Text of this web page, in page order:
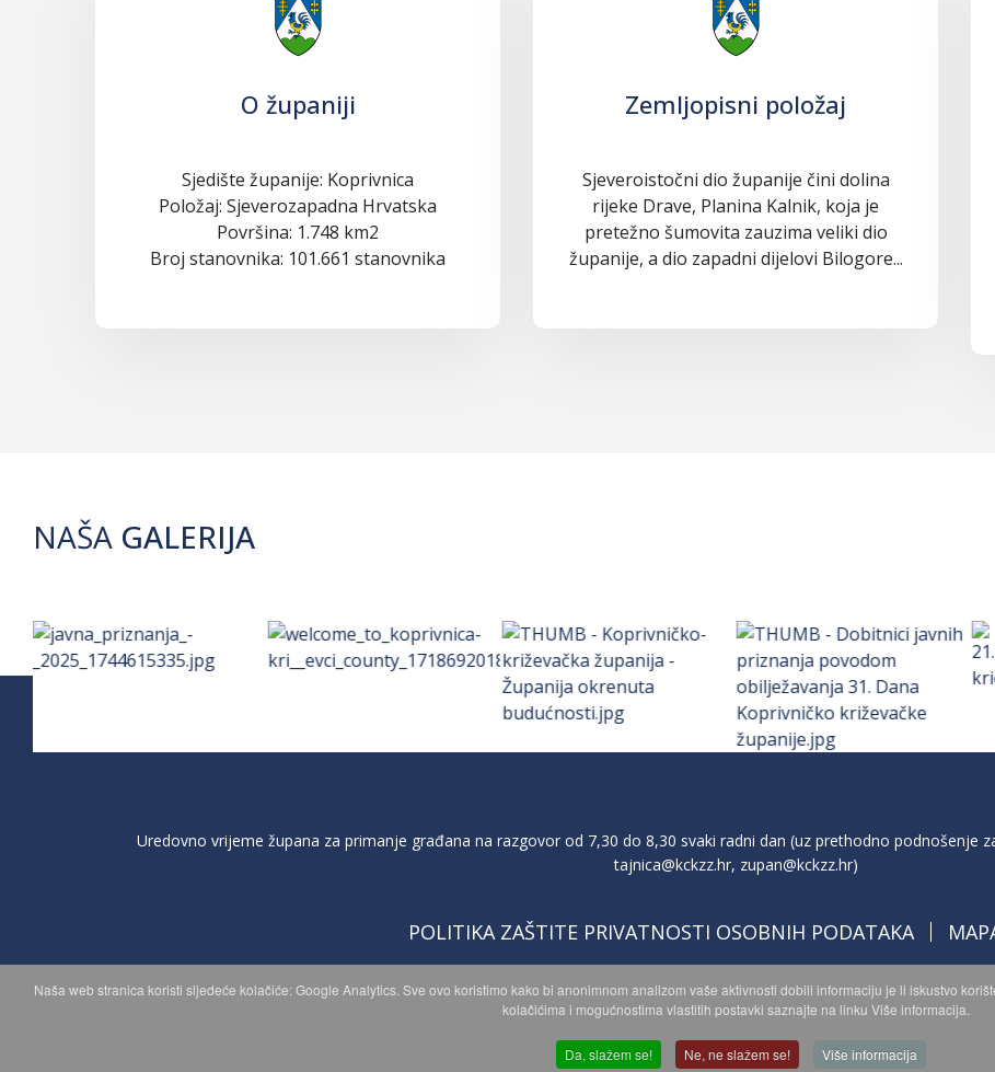
O županiji
Sjedište županije: Koprivnica
Položaj: Sjeverozapadna Hrvatska
Površina: 1.748 km2
Broj stanovnika: 101.661 stanovnika
Zemljopisni položaj
Sjeveroistočni dio županije čini dolina
rijeke Drave, Planina Kalnik, koja je
pretežno šumovita zauzima veliki dio
županije, a dio zapadni dijelovi Bilogore...
NAŠA GALERIJA
Uredovno vrijeme župana za primanje građana na razgovor od 7,30 do 8,30 svaki radni dan (uz prethodno podnošenje
tajnica@kckzz.hr, zupan@kckzz.hr)
POLITIKA ZAŠTITE PRIVATNOSTI OSOBNIH PODATAKA
Copyright © 2026 Koprivničko - križevačka županija. Sva prava zadržana.
© 2018 Your Company. Designed ByJoomShaper
Naša web stranica koristi sljedeće kolačiće: Google Analytics. Sve ovo koristimo kako bi anonimnom analizom vaše aktivnosti dobili informaciju je li iskustvo
kolačićima i mogućnostima vlastitih postavki saznajte na linku Više informacija.
Da, slažem se! Ne, ne slažem se! Više informacija